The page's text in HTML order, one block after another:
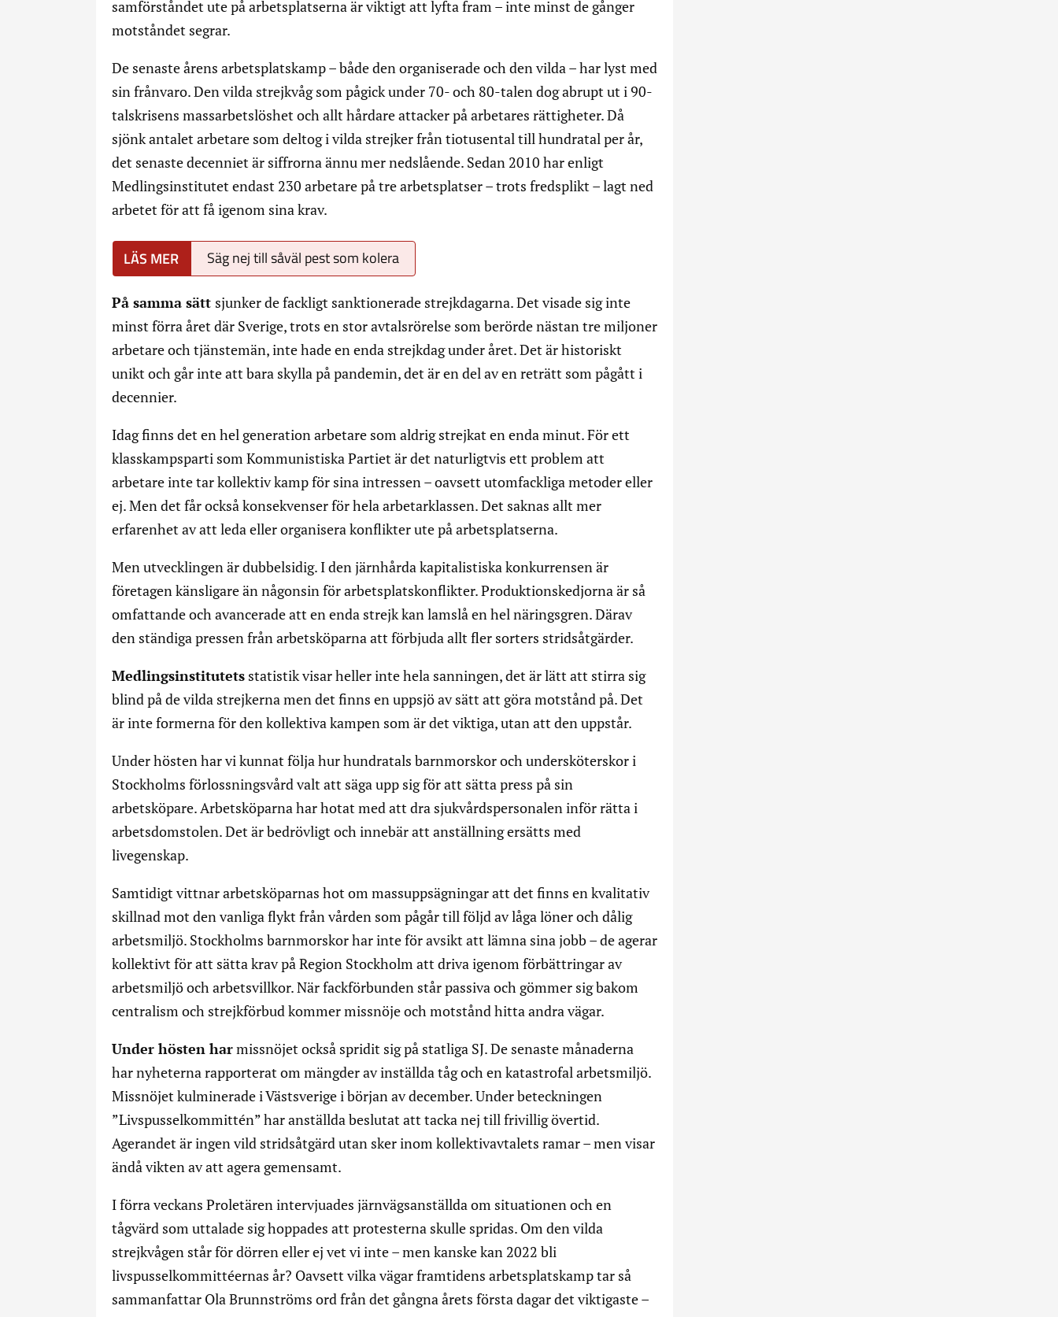
samförståndet ute på arbetsplatserna är viktigt att lyfta fram – inte minst de gånger
motståndet segrar.
De senaste årens arbetsplatskamp – både den organiserade och den vilda – har lyst med
sin frånvaro. Den vilda strejkvåg som pågick under 70- och 80-talen dog abrupt ut i 90-
talskrisens massarbetslöshet och allt hårdare attacker på arbetares rättigheter. Då
sjönk antalet arbetare som deltog i vilda strejker från tiotusental till hundratal per år,
det senaste decenniet är siffrorna ännu mer nedslående. Sedan 2010 har enligt
Medlingsinstitutet endast 230 arbetare på tre arbetsplatser – trots fredsplikt – lagt ned
arbetet för att få igenom sina krav.
Säg nej till såväl pest som kolera
På samma sätt sjunker de fackligt sanktionerade strejkdagarna. Det visade sig inte
minst förra året där Sverige, trots en stor avtalsrörelse som berörde nästan tre miljoner
arbetare och tjänstemän, inte hade en enda strejkdag under året. Det är historiskt
unikt och går inte att bara skylla på pandemin, det är en del av en reträtt som pågått i
decennier.
Idag finns det en hel generation arbetare som aldrig strejkat en enda minut. För ett
klasskampsparti som Kommunistiska Partiet är det naturligtvis ett problem att
arbetare inte tar kollektiv kamp för sina intressen – oavsett utomfackliga metoder eller
ej. Men det får också konsekvenser för hela arbetarklassen. Det saknas allt mer
erfarenhet av att leda eller organisera konflikter ute på arbetsplatserna.
Men utvecklingen är dubbelsidig. I den järnhårda kapitalistiska konkurrensen är
företagen känsligare än någonsin för arbetsplatskonflikter. Produktionskedjorna är så
omfattande och avancerade att en enda strejk kan lamslå en hel näringsgren. Därav
den ständiga pressen från arbetsköparna att förbjuda allt fler sorters stridsåtgärder.
Medlingsinstitutets statistik visar heller inte hela sanningen, det är lätt att stirra sig
blind på de vilda strejkerna men det finns en uppsjö av sätt att göra motstånd på. Det
är inte formerna för den kollektiva kampen som är det viktiga, utan att den uppstår.
Under hösten har vi kunnat följa hur hundratals barnmorskor och undersköterskor i
Stockholms förlossningsvård valt att säga upp sig för att sätta press på sin
arbetsköpare. Arbetsköparna har hotat med att dra sjukvårdspersonalen inför rätta i
arbetsdomstolen. Det är bedrövligt och innebär att anställning ersätts med
livegenskap.
Samtidigt vittnar arbetsköparnas hot om massuppsägningar att det finns en kvalitativ
skillnad mot den vanliga flykt från vården som pågår till följd av låga löner och dålig
arbetsmiljö. Stockholms barnmorskor har inte för avsikt att lämna sina jobb – de agerar
kollektivt för att sätta krav på Region Stockholm att driva igenom förbättringar av
arbetsmiljö och arbetsvillkor. När fackförbunden står passiva och gömmer sig bakom
centralism och strejkförbud kommer missnöje och motstånd hitta andra vägar.
Under hösten harmissnöjet också spridit sig på statliga SJ. De senaste månaderna
har nyheterna rapporterat om mängder av inställda tåg och en katastrofal arbetsmiljö.
Missnöjet kulminerade i Västsverige i början av december. Under beteckningen
”Livspusselkommittén” har anställda beslutat att tacka nej till frivillig övertid.
Agerandet är ingen vild stridsåtgärd utan sker inom kollektivavtalets ramar – men visar
ändå vikten av att agera gemensamt.
I förra veckans Proletären intervjuades järnvägsanställda om situationen och en
tågvärd som uttalade sig hoppades att protesterna skulle spridas. Om den vilda
strejkvågen står för dörren eller ej vet vi inte – men kanske kan 2022 bli
livspusselkommittéernas år? Oavsett vilka vägar framtidens arbetsplatskamp tar så
sammanfattar Ola Brunnströms ord från det gångna årets första dagar det viktigaste –